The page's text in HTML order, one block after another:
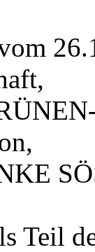
Teil